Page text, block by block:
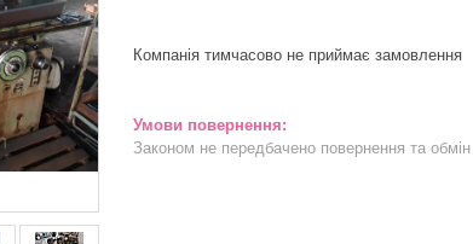
Компанія тимчасово не приймає замовлення
Законом не передбачено повернення та обмін